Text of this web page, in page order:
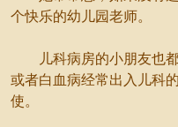
个快乐的幼儿园老师。
儿科病房的小朋友也都
或者白血病经常出入儿科
使。